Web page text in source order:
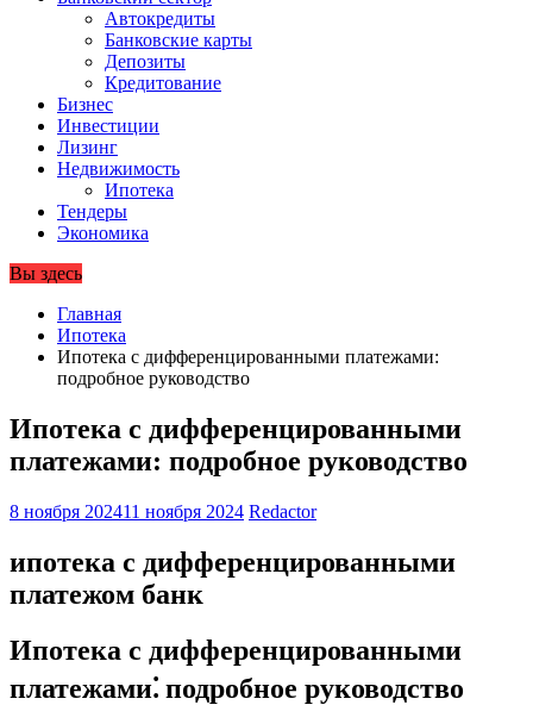
Автокредиты
Банковские карты
Депозиты
Кредитование
Бизнес
Инвестиции
Лизинг
Недвижимость
Ипотека
Тендеры
Экономика
Вы здесь
Главная
Ипотека
Ипотека с дифференцированными платежами:
подробное руководство
Ипотека с дифференцированными
платежами: подробное руководство
8 ноября 202411 ноября 2024 Redactor
ипотека с дифференцированными
платежом банк
Ипотека с дифференцированными
платежами⁚ подробное руководство